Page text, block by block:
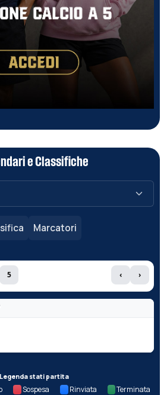
e Classifiche
Marcatori
5 ‹ ›
Legenda stati partita
Sospesa Rinviata Terminata